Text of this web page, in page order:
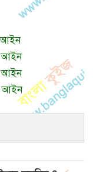
আইন
আইন
আইন
আইন